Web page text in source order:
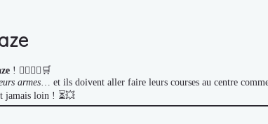
! 🧙‍♂️🧝‍♀️🛒
armes… et ils doivent aller faire leurs courses au centre
jamais loin ! ⏳💥